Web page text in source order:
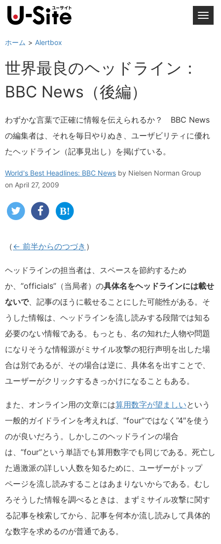
T
i
g
ホーム Alertbox
世界最良のヘッドライン：
BBC News（後編）
わずかな言葉で正確に情報を伝えられるか？ BBC News
の編集者は、それを毎日やりぬき、ユーザビリティに優れ
たヘッドライン（記事見出し）を掲げている。
World's Best Headlines: BBC News by Nielsen Norman Group
on April 27, 2009
（← 前半からのつづき ）
ヘッドラインの担当者は、スペースを節約するため
か、”officials”（当局者）の具体名をヘッドラインには載せ
ないで、記事のほうに載せることにした可能性がある。そ
うした情報は、ヘッドラインを流し読みする段階では知る
必要のない情報である。もっとも、名の知れた人物や問題
になりそうな情報源がミサイル攻撃の犯行声明を出した場
合は別であるが、その場合は逆に、具体名を出すことで、
ユーザーがクリックするきっかけになることもある。
また、オンライン用の文章には算用数字が望ましいという
一般的ガイドラインを考えれば、”four”ではなく”4″を使う
のが良いだろう。しかしこのヘッドラインの場合
は、”four”という単語でも算用数字でも同じである。死亡し
た過激派の詳しい人数を知るために、ユーザーがトップ
ページを流し読みすることはあまりないからである。むし
ろそうした情報を調べるときは、まずミサイル攻撃に関す
る記事を検索してから、記事を何本か流し読みして具体的
な数字を求めるのが普通である。